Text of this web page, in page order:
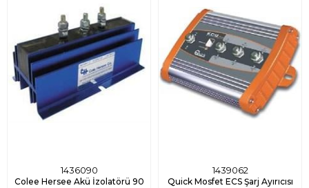
1436090
Colee Hersee Akü İzolatörü 90
1439062
Quick Mosfet ECS Şarj Ayırıcısı